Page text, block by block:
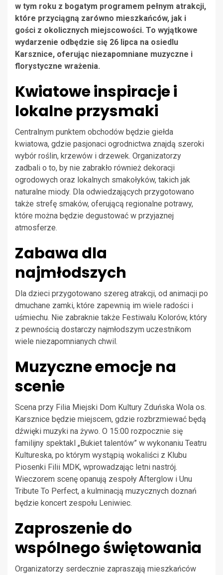
w tym roku z bogatym programem pełnym atrakcji,
które przyciągną zarówno mieszkańców, jak i
gości z okolicznych miejscowości. To wyjątkowe
wydarzenie odbędzie się 26 lipca na osiedlu
Karsznice, oferując niezapomniane muzyczne i
florystyczne wrażenia.
Kwiatowe inspiracje i
lokalne przysmaki
Centralnym punktem obchodów będzie giełda
kwiatowa, gdzie pasjonaci ogrodnictwa znajdą szeroki
wybór roślin, krzewów i drzewek. Organizatorzy
zadbali o to, by nie zabrakło również dekoracji
ogrodowych oraz lokalnych smakołyków, takich jak
naturalne miody. Dla odwiedzających przygotowano
także strefę smaków, oferującą regionalne potrawy,
które można będzie degustować w przyjaznej
atmosferze.
Zabawa dla
najmłodszych
Dla dzieci przygotowano szereg atrakcji, od animacji po
dmuchane zamki, które zapewnią im wiele radości i
uśmiechu. Nie zabraknie także Festiwalu Kolorów, który
z pewnością dostarczy najmłodszym uczestnikom
wiele niezapomnianych chwil.
Muzyczne emocje na
scenie
Scena przy Filia Miejski Dom Kultury Zduńska Wola os.
Karsznice będzie miejscem, gdzie rozbrzmiewać będą
dźwięki muzyki na żywo. O 15:00 rozpocznie się
familijny spektakl „Bukiet talentów” w wykonaniu Teatru
Kultureska, po którym wystąpią wokaliści z Klubu
Piosenki Filii MDK, wprowadzając letni nastrój.
Wieczorem scenę opanują zespoły Afterglow i Unu
Tribute To Perfect, a kulminacją muzycznych doznań
będzie koncert zespołu Leniwiec.
Zaproszenie do
wspólnego świętowania
Organizatorzy serdecznie zapraszają mieszkańców